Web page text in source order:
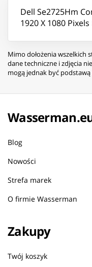
Dell Se2725Hm
1920 X 1080
Mimo dołożenia wszelkich
dane techniczne i zdjęcia
mogą jednak być podstawą
Blog
Nowości
Strefa marek
O firmie Wasserman
Zakupy
Twój koszyk